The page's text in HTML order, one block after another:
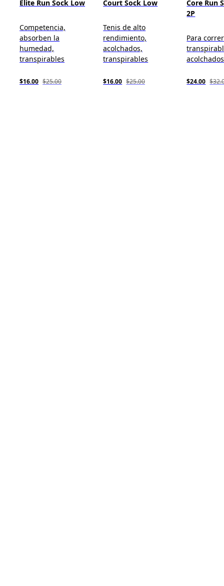
Elite Run Sock Low
Competencia,
absorben la
humedad,
transpirables
$16.00 $25.00
Court Sock Low
Tenis de alto
rendimiento,
acolchados,
transpirables
$16.00 $25.00
Core Run
2P
Para
acolchados
$24.00